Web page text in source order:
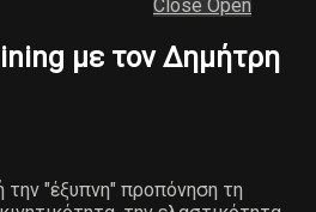
Close Open
με τον Δημήτρη
"έξυπνη" προπόνηση τη